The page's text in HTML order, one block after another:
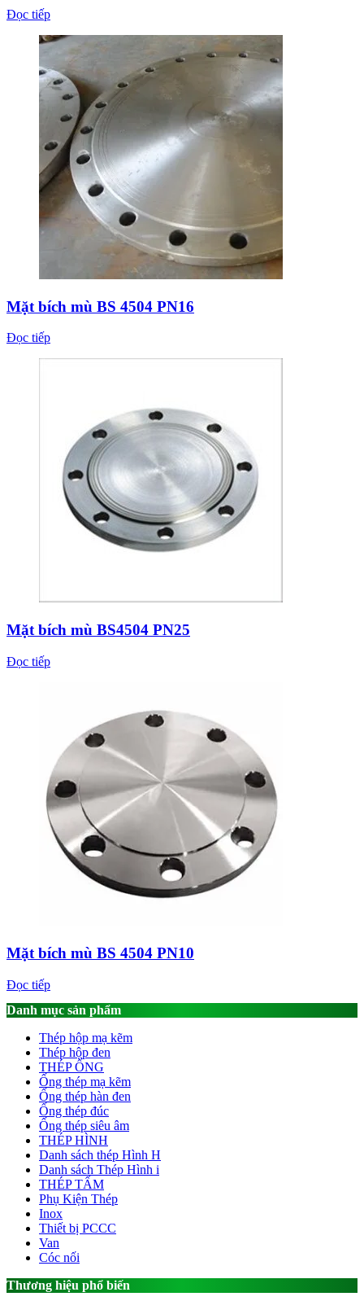
Đọc tiếp
Mặt bích mù BS 4504 PN16
Đọc tiếp
Mặt bích mù BS4504 PN25
Đọc tiếp
Mặt bích mù BS 4504 PN10
Đọc tiếp
Danh mục sản phẩm
Thép hộp mạ kẽm
Thép hộp đen
THÉP ỐNG
Ống thép mạ kẽm
Ống thép hàn đen
Ống thép đúc
Ống thép siêu âm
THÉP HÌNH
Danh sách thép Hình H
Danh sách Thép Hình i
THÉP TẤM
Phụ Kiện Thép
Inox
Thiết bị PCCC
Van
Cóc nối
Thương hiệu phổ biến